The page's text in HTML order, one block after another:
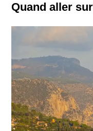
Quand aller